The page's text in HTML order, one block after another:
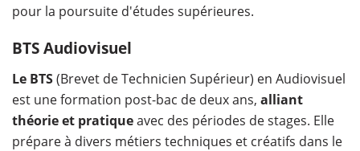
pour la poursuite d'études supérieures.
BTS Audiovisuel
Le BTS(Brevet de Technicien Supérieur) en Audiovisuel
est une formation post-bac de deux ans, alliant
théorie et pratiqueavec des périodes de stages. Elle
prépare à divers métiers techniques et créatifs dans le